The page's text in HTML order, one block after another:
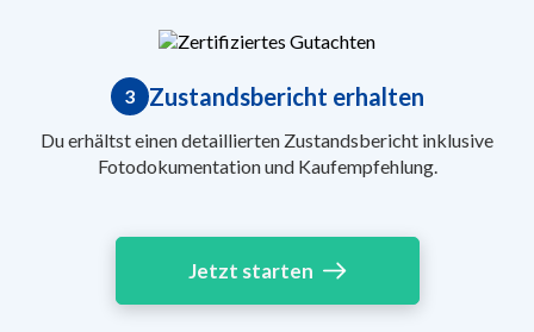
3 Zustandsbericht erhalten
Du erhältst einen detaillierten Zustandsbericht inklusive
Fotodokumentation und Kaufempfehlung.
Jetzt starten